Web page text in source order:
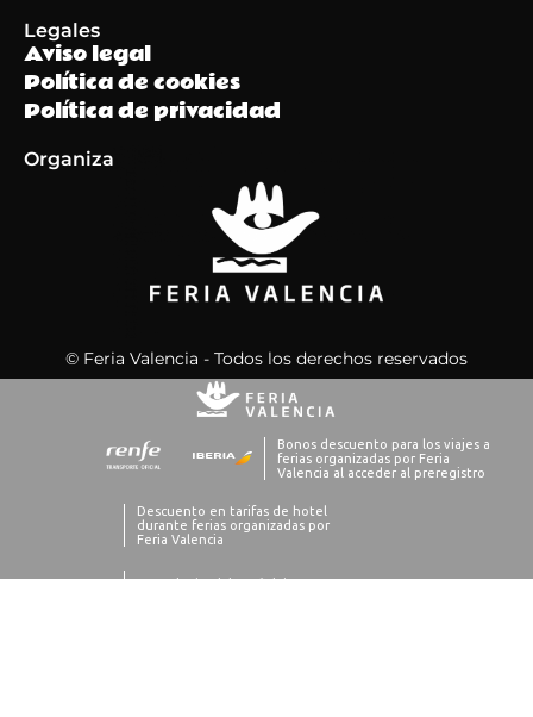
Legales
Aviso legal
Política de cookies
Política de privacidad
Organiza
© Feria Valencia - Todos los derechos reservados